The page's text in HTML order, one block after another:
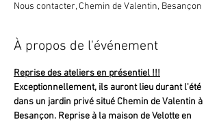
Nous contacter, Chemin de Valentin, Besançon
À propos de l'événement
Reprise des ateliers en présentiel !!!
Exceptionnellement, ils auront lieu durant l'été
dans un jardin privé situé Chemin de Valentin à
Besançon. Reprise à la maison de Velotte en